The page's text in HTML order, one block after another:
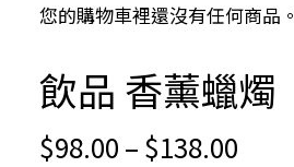
您的購物車裡還沒有任何商品。
飲品 香薰蠟燭
$98.00 – $138.00